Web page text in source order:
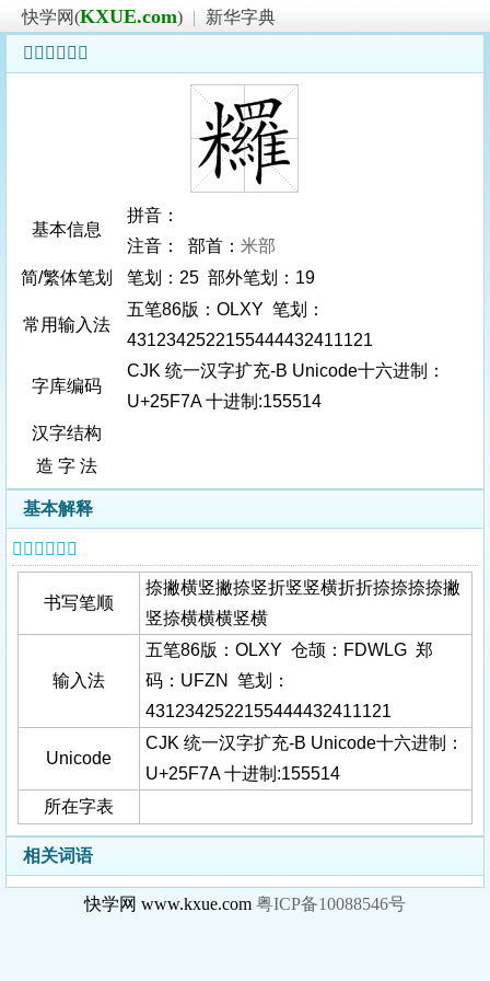
快学网(KXUE.com) |
新华字典
𥽺字基本信息
基本信息
拼音：
注音： 部首： 米部
简/繁体笔划
笔划：25 部外笔划：19
常用输入法
五笔86版：OLXY 笔划：
4312342522155444432411121
字库编码
CJK 统一汉字扩充-B Unicode十六进制：
U+25F7A 十进制:155514
汉字结构
造 字 法
基本解释
𥽺字基本信息
书写笔顺
捺撇横竖撇捺竖折竖竖横折折捺捺捺捺撇
竖捺横横横竖横
输入法
五笔86版：OLXY 仓颉：FDWLG 郑
码：UFZN 笔划：
4312342522155444432411121
Unicode
CJK 统一汉字扩充-B Unicode十六进制：
U+25F7A 十进制:155514
所在字表
相关词语
快学网 www.kxue.com 粤ICP备10088546号